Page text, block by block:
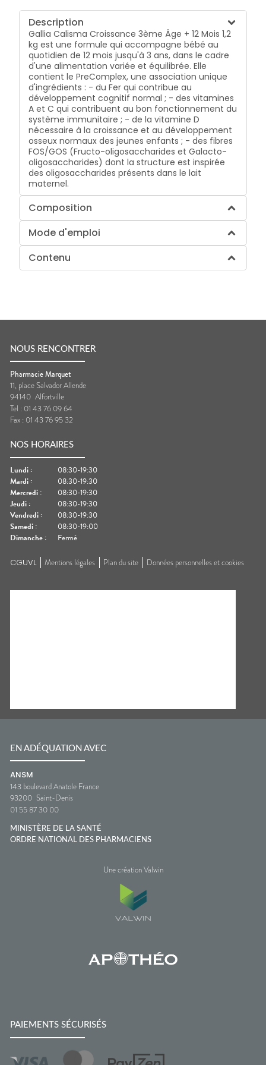
Description
Gallia Calisma Croissance 3ème Âge + 12 Mois 1,2
kg est une formule qui accompagne bébé au
quotidien de 12 mois jusqu'à 3 ans, dans le cadre
d'une alimentation variée et équilibrée. Elle
contient le PreComplex, une association unique
d'ingrédients : - du Fer qui contribue au
développement cognitif normal ; - des vitamines
A et C qui contribuent au bon fonctionnement du
système immunitaire ; - de la vitamine D
nécessaire à la croissance et au développement
osseux normaux des jeunes enfants ; - des fibres
FOS/GOS (Fructo-oligosaccharides et Galacto-
oligosaccharides) dont la structure est inspirée
des oligosaccharides présents dans le lait
maternel.
Composition
Mode d'emploi
Contenu
NOUS RENCONTRER
Pharmacie Marquet
11, place Salvador Allende
94140 Alfortville
Tel : 01 43 76 09 64
Fax : 01 43 76 95 32
NOS HORAIRES
Lundi :
08:30-19:30
Mardi :
08:30-19:30
Mercredi :
08:30-19:30
Jeudi :
08:30-19:30
Vendredi :
08:30-19:30
Samedi :
08:30-19:00
Dimanche : Fermé
CGUVL Mentions légales Plan du site Données personnelles et cookies
EN ADÉQUATION AVEC
ANSM
143 boulevard Anatole France
93200 Saint-Denis
01 55 87 30 00
MINISTÈRE DE LA SANTÉ
ORDRE NATIONAL DES PHARMACIENS
Une création Valwin
PAIEMENTS SÉCURISÉS